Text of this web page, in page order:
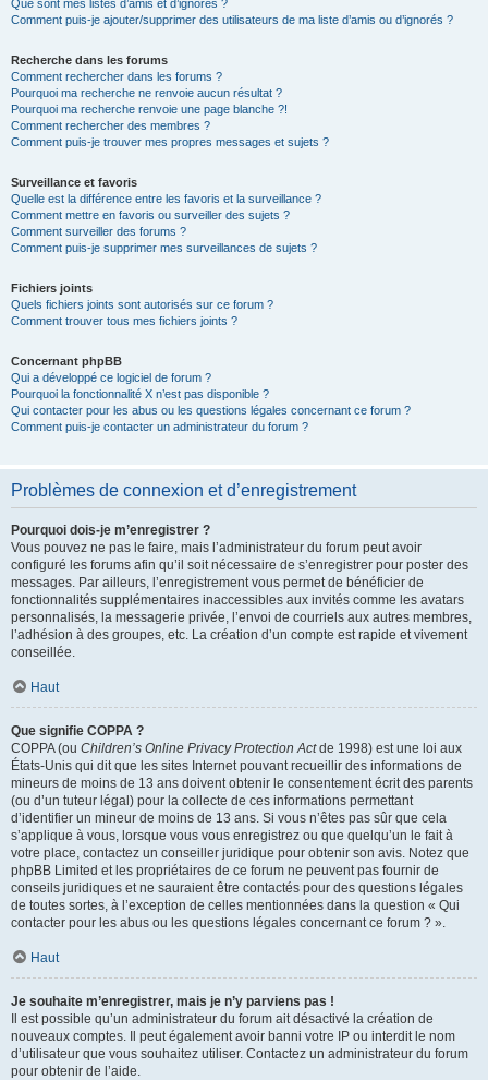
Que sont mes listes d’amis et d’ignorés ?
Comment puis-je ajouter/supprimer des utilisateurs de ma liste d’amis ou d’ignorés ?
Recherche dans les forums
Comment rechercher dans les forums ?
Pourquoi ma recherche ne renvoie aucun résultat ?
Pourquoi ma recherche renvoie une page blanche ?!
Comment rechercher des membres ?
Comment puis-je trouver mes propres messages et sujets ?
Surveillance et favoris
Quelle est la différence entre les favoris et la surveillance ?
Comment mettre en favoris ou surveiller des sujets ?
Comment surveiller des forums ?
Comment puis-je supprimer mes surveillances de sujets ?
Fichiers joints
Quels fichiers joints sont autorisés sur ce forum ?
Comment trouver tous mes fichiers joints ?
Concernant phpBB
Qui a développé ce logiciel de forum ?
Pourquoi la fonctionnalité X n’est pas disponible ?
Qui contacter pour les abus ou les questions légales concernant ce forum ?
Comment puis-je contacter un administrateur du forum ?
Problèmes de connexion et d’enregistrement
Pourquoi dois-je m’enregistrer ?
Vous pouvez ne pas le faire, mais l’administrateur du forum peut avoir
configuré les forums afin qu’il soit nécessaire de s’enregistrer pour poster des
messages. Par ailleurs, l’enregistrement vous permet de bénéficier de
fonctionnalités supplémentaires inaccessibles aux invités comme les avatars
personnalisés, la messagerie privée, l’envoi de courriels aux autres membres,
l’adhésion à des groupes, etc. La création d’un compte est rapide et vivement
conseillée.
Haut
Que signifie COPPA ?
COPPA (ou Children’s Online Privacy Protection Actde 1998) est une loi aux
États-Unis qui dit que les sites Internet pouvant recueillir des informations de
mineurs de moins de 13 ans doivent obtenir le consentement écrit des parents
(ou d’un tuteur légal) pour la collecte de ces informations permettant
d’identifier un mineur de moins de 13 ans. Si vous n’êtes pas sûr que cela
s’applique à vous, lorsque vous vous enregistrez ou que quelqu’un le fait à
votre place, contactez un conseiller juridique pour obtenir son avis. Notez que
phpBB Limited et les propriétaires de ce forum ne peuvent pas fournir de
conseils juridiques et ne sauraient être contactés pour des questions légales
de toutes sortes, à l’exception de celles mentionnées dans la question « Qui
contacter pour les abus ou les questions légales concernant ce forum ? ».
Haut
Je souhaite m’enregistrer, mais je n’y parviens pas !
Il est possible qu’un administrateur du forum ait désactivé la création de
nouveaux comptes. Il peut également avoir banni votre IP ou interdit le nom
d’utilisateur que vous souhaitez utiliser. Contactez un administrateur du forum
pour obtenir de l’aide.